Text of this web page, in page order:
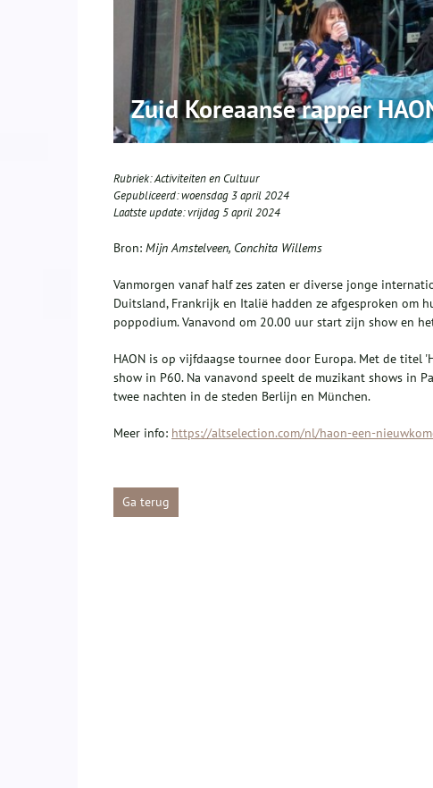
Zuid Koreaanse rapper
Rubriek:Activiteiten en Cultuur
Gepubliceerd:woensdag 3 april 2024
Laatste update:vrijdag 5 april 2024
Bron: Mijn Amstelveen, Conchita Willems
Vanmorgen vanaf half zes zaten er diverse jonge
Duitsland, Frankrijk en Italië hadden ze afgesproken
poppodium. Vanavond om 20.00 uur start zijn show en
HAON is op vijfdaagse tournee door Europa. Met de titel
show in P60. Na vanavond speelt de muzikant shows in
twee nachten in de steden Berlijn en München.
Meer info: https://altselection.com/nl/haon-een-
Ga terug